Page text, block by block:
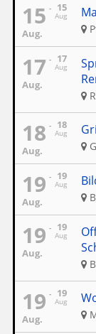
15
Aug
15
Aug.
17
Aug
17
Aug.
18
Aug
18
Aug.
19
Aug
19
Aug.
19
Aug
19
Aug.
19
Aug
19
Aug.